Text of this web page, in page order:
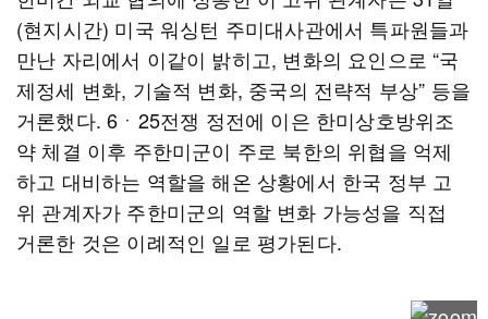
(현지시간) 미국 워싱턴 주미대사관에서 특파원들과
만난 자리에서 이같이 밝히고, 변화의 요인으로 “국
제정세 변화, 기술적 변화, 중국의 전략적 부상” 등을
거론했다. 6ㆍ25전쟁 정전에 이은 한미상호방위조
약 체결 이후 주한미군이 주로 북한의 위협을 억제
하고 대비하는 역할을 해온 상황에서 한국 정부 고
위 관계자가 주한미군의 역할 변화 가능성을 직접
거론한 것은 이례적인 일로 평가된다.